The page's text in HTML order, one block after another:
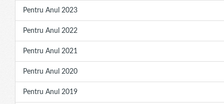
Pentru Anul 2023
Pentru Anul 2022
Pentru Anul 2021
Pentru Anul 2020
Pentru Anul 2019